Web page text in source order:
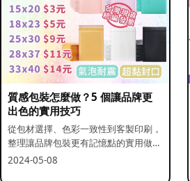
質感包裝怎麼做？5 個讓品牌更
出色的實用技巧
從包材選擇、色彩一致性到客製印刷，
整理讓品牌包裝更有記憶點的實用做
法。
2024-05-08